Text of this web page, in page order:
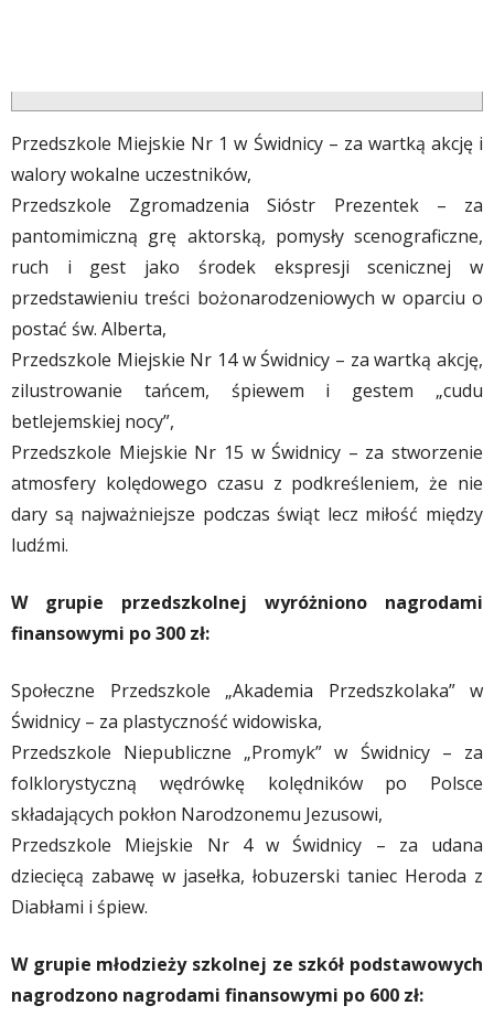
Przedszkole Miejskie Nr 1 w Świdnicy – za wartką akcję i
walory wokalne uczestników,
Przedszkole Zgromadzenia Sióstr Prezentek – za
pantomimiczną grę aktorską, pomysły scenograficzne,
ruch i gest jako środek ekspresji scenicznej w
przedstawieniu treści bożonarodzeniowych w oparciu o
postać św. Alberta,
Przedszkole Miejskie Nr 14 w Świdnicy – za wartką akcję,
zilustrowanie tańcem, śpiewem i gestem „cudu
betlejemskiej nocy”,
Przedszkole Miejskie Nr 15 w Świdnicy – za stworzenie
atmosfery kolędowego czasu z podkreśleniem, że nie
dary są najważniejsze podczas świąt lecz miłość między
ludźmi.
W grupie przedszkolnej wyróżniono nagrodami
finansowymi po 300 zł:
Społeczne Przedszkole „Akademia Przedszkolaka” w
Świdnicy – za plastyczność widowiska,
Przedszkole Niepubliczne „Promyk” w Świdnicy – za
folklorystyczną wędrówkę kolędników po Polsce
składających pokłon Narodzonemu Jezusowi,
Przedszkole Miejskie Nr 4 w Świdnicy – za udana
dziecięcą zabawę w jasełka, łobuzerski taniec Heroda z
Diabłami i śpiew.
W grupie młodzieży szkolnej ze szkół podstawowych
nagrodzono nagrodami finansowymi po 600 zł: